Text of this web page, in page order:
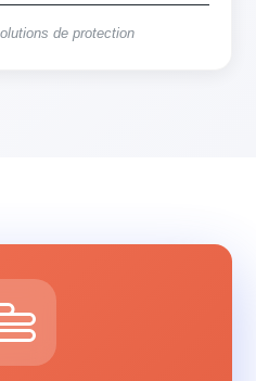
de protection